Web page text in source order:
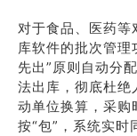
对于食品、医药等
库软件的批次管理
先出”原则自动分
法出库，彻底杜绝
动单位换算，采购
按“包”，系统实时